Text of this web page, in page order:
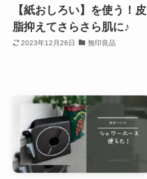
【紙おしろい】を使う！皮
脂抑えてさらさら肌に♪
2023年12月26日 無印良品